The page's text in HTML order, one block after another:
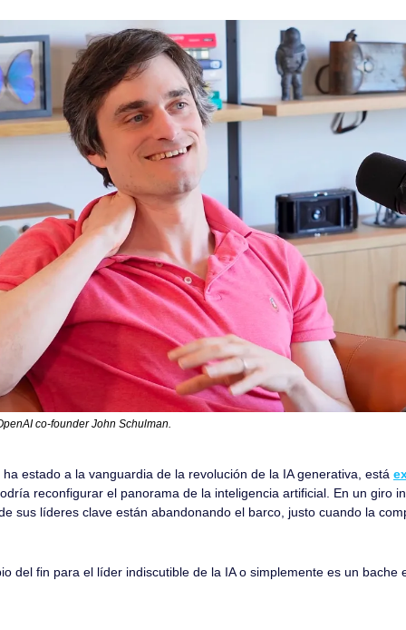
co-founder John Schulman.
estado a la vanguardia de la revolución de la IA generativa, está
reconfigurar el panorama de la inteligencia artificial. En un giro
sus líderes clave están abandonando el barco, justo cuando la
del fin para el líder indiscutible de la IA o simplemente es un bache